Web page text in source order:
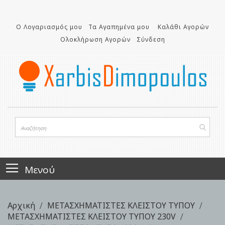
περιεχόμενο
Ο Λογαριασμός μου Τα Αγαπημένα μου
Καλάθι Αγορών
Ολοκλήρωση Αγορών
Σύνδεση
Μενού
Αρχική
ΜΕΤΑΣΧΗΜΑΤΙΣΤΕΣ ΚΛΕΙΣΤΟΥ ΤΥΠΟΥ
ΜΕΤΑΣΧΗΜΑΤΙΣΤΕΣ ΚΛΕΙΣΤΟΥ ΤΥΠΟΥ 230V